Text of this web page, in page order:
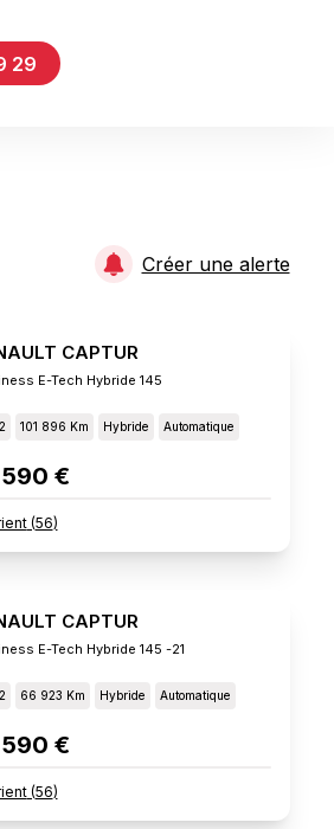
29
Créer une alerte
CAPTUR
E-Tech Hybride 145
101 896 Km Hybride Automatique
590 €
(56)
CAPTUR
E-Tech Hybride 145 -21
66 923 Km Hybride Automatique
590 €
(56)